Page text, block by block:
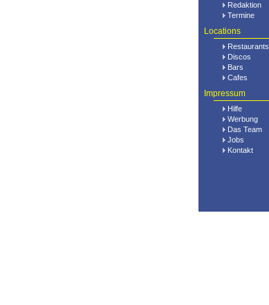
Redaktion
Termine
Locations
Restaurants
Discos
Bars
Cafes
Impressum
Hilfe
Werbung
Das Team
Jobs
Kontakt